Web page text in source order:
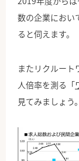
数の企業におい
ると伺えます。
またリクルート
人倍率を測る「
見てみましょう。